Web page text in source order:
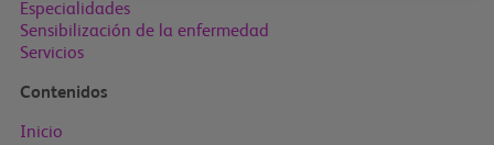
Especialidades
Sensibilización de la enfermedad
Servicios
Contenidos
Inicio